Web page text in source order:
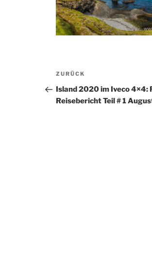
Vorheriger
Beitrag
ZURÜCK
Island 2020 im Iveco
Reisebericht Teil # 1